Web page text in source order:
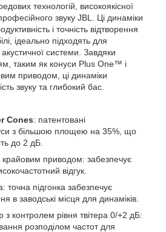
технологій, високоякісної
звуку JBL. Ці динаміки
і точність відтворення
ідеально підходять для
акустичної системи. Завдяки
таким як конуси Plus One™ і
приводом, ці динаміки
звуку та глибокий бас.
Cones: патентовані
з більшою площею на 35%, що
до 2 дБ.
крайовим приводом: забезпечує
відгук.
точна підгонка забезпечує
в заводські місця для динаміків.
з контролем рівня твітера 0/+2 дБ:
розподілом частот для